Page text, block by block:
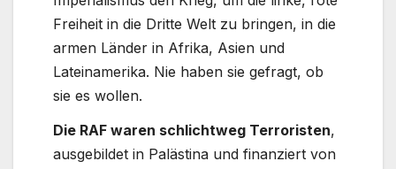
Freiheit in die Dritte Welt zu bringen, in die
armen Länder in Afrika, Asien und
Lateinamerika. Nie haben sie gefragt, ob
sie es wollen.
Die RAF waren schlichtweg Terroristen,
ausgebildet in Palästina und finanziert von